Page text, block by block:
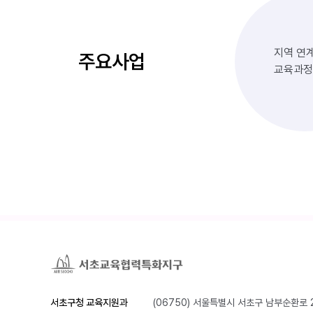
주요사업
지역 연
교육과
서초구청 교육지원과 (06750) 서울특별시 서초구 남부순환